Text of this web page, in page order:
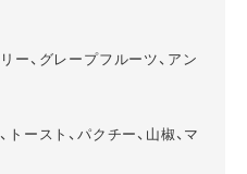
ー、グレープフルーツ、アン
トースト、パクチー、山椒、マ